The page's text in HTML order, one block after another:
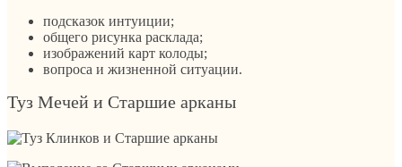
подсказок интуиции;
общего рисунка расклада;
изображений карт колоды;
вопроса и жизненной ситуации.
Туз Мечей и Старшие арканы